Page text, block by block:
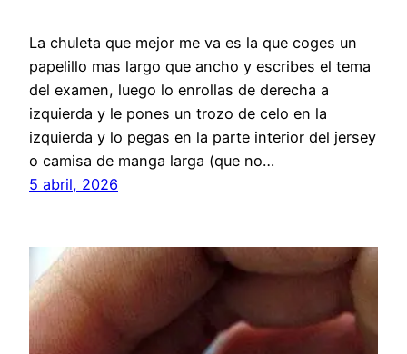
La chuleta que mejor me va es la que coges un
papelillo mas largo que ancho y escribes el tema
del examen, luego lo enrollas de derecha a
izquierda y le pones un trozo de celo en la
izquierda y lo pegas en la parte interior del jersey
o camisa de manga larga (que no…
5 abril, 2026